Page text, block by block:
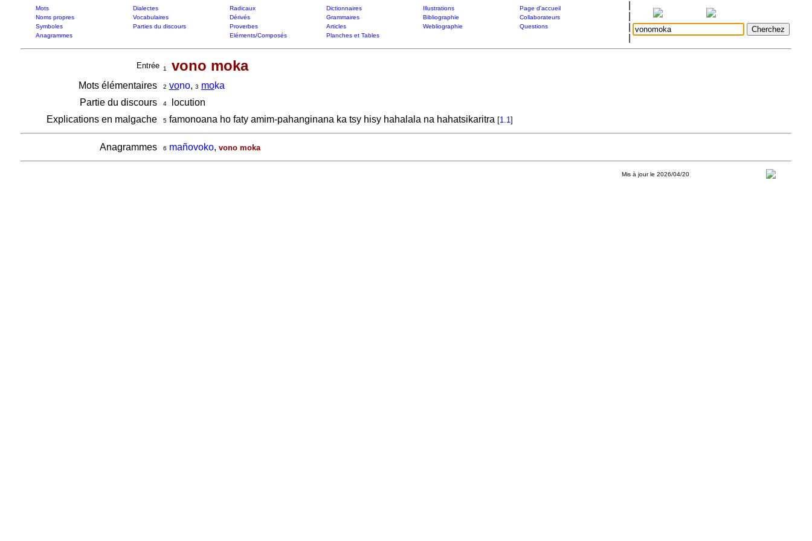
Mots Dialectes Radicaux Dictionnaires Illustrations
Page d'accueil
Noms propres
Vocabulaires Dérivés Grammaires Bibliographie
Collaborateurs
Symboles
Parties du discours Proverbes Articles Webliographie
Questions
Anagrammes
Eléments/Composés Planches et Tables
Entrée 1 vono moka
Mots élémentaires 2 vono, 3 moka
Partie du discours
4locution
Explications en malgache
5famonoana ho faty amim-pahanginana ka tsy hisy hahalala na hahatsikaritra [1.1]
Anagrammes 6 mañovoko, vono moka
Mis à jour le 2026/04/20